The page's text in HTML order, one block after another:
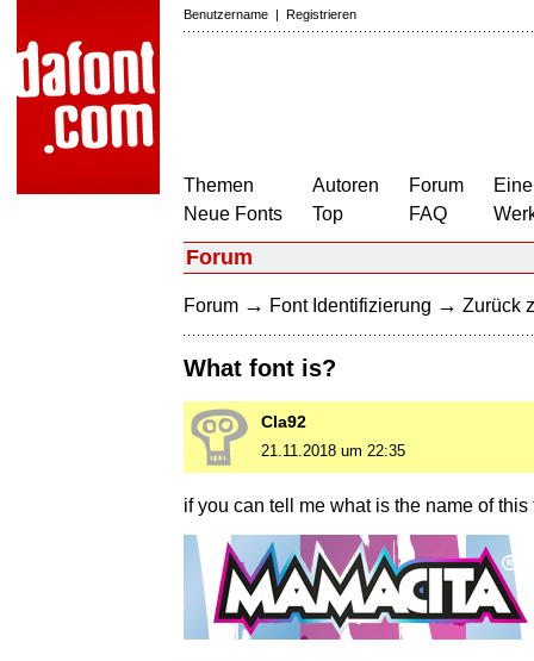
Benutzername | Registrieren
Themen
Neue Fonts
Autoren
Top
Forum
FAQ
Forum
Forum → Font Identifizierung → Zurück
What font is?
Cla92
21.11.2018 um 22:35
if you can tell me what is the name of